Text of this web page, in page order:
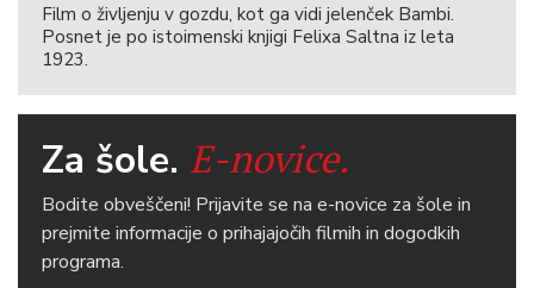
Film o življenju v gozdu, kot ga vidi jelenček Bambi.
Posnet je po istoimenski knjigi Felixa Saltna iz leta
1923.
Za šole. E-novice.
Bodite obveščeni! Prijavite se na e-novice za šole in
prejmite informacije o prihajajočih filmih in dogodkih
programa.